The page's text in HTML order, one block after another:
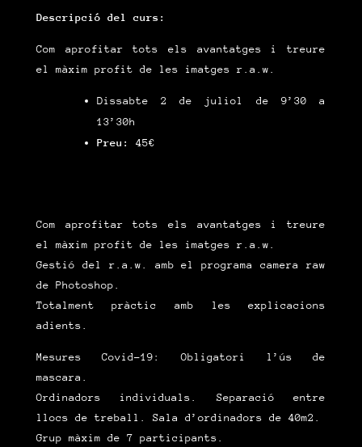
Descripció del curs:
Com aprofitar tots els avantatges i treure
el màxim profit de les imatges r.a.w.
Dissabte 2 de juliol de 9’30 a
13’30h
Preu:
45€
Com aprofitar tots els avantatges i treure
el màxim profit de les imatges r.a.w.
Gestió del r.a.w. amb el programa camera raw
de Photoshop.
Totalment pràctic amb les explicacions
adients.
Mesures Covid-19: Obligatori l’ús de
mascara.
Ordinadors individuals. Separació entre
llocs de treball. Sala d’ordinadors de 40m2.
Grup màxim de 7 participants.